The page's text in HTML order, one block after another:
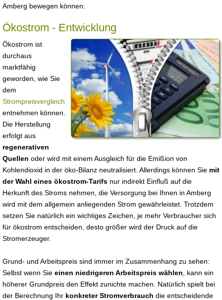
Amberg bewegen können:
Ökostrom - Entwicklung
Ökostrom ist
durchaus
marktfähig
geworden, wie Sie
dem
Strompreisvergleich
entnehmen können.
Die Herstellung
erfolgt aus
regenerativen
Quellen oder wird mit einem Ausgleich für die Emißion von
Kohlendioxid in der öko-Bilanz neutralisiert. Allerdings können Sie mit
der Wahl eines ökostrom-Tarifs nur indirekt Einfluß auf die
Herkunft des Stroms nehmen, die Versorgung bei Ihnen in Amberg
wird mit dem allgemein anliegenden Strom gewährleistet. Trotzdem
setzen Sie natürlich ein wichtiges Zeichen, je mehr Verbraucher sich
für ökostrom entscheiden, desto größer wird der Druck auf die
Stromerzeuger.
Grund- und Arbeitspreis sind immer im Zusammenhang zu sehen:
Selbst wenn Sie einen niedrigeren Arbeitspreis wählen , kann ein
höherer Grundpreis den Effekt zunichte machen. Natürlich spielt bei
der Berechnung Ihr konkreter Stromverbrauch die entscheidende